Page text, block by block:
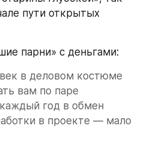
пути открытых
парни» с деньгами:
в деловом костюме
вам по паре
год в обмен
в проекте — мало